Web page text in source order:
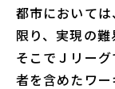
都市において
限り、実現の難
そこでＪリー
者を含めたワ